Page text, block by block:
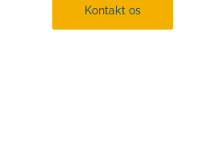
Kontakt os